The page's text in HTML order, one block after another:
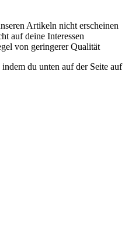
Artikeln nicht erscheinen
auf deine Interessen
von geringerer Qualität
du unten auf der Seite auf